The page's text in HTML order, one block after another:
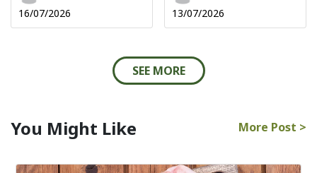
16/07/2026 13/07/2026
SEE MORE
You Might Like More Post >